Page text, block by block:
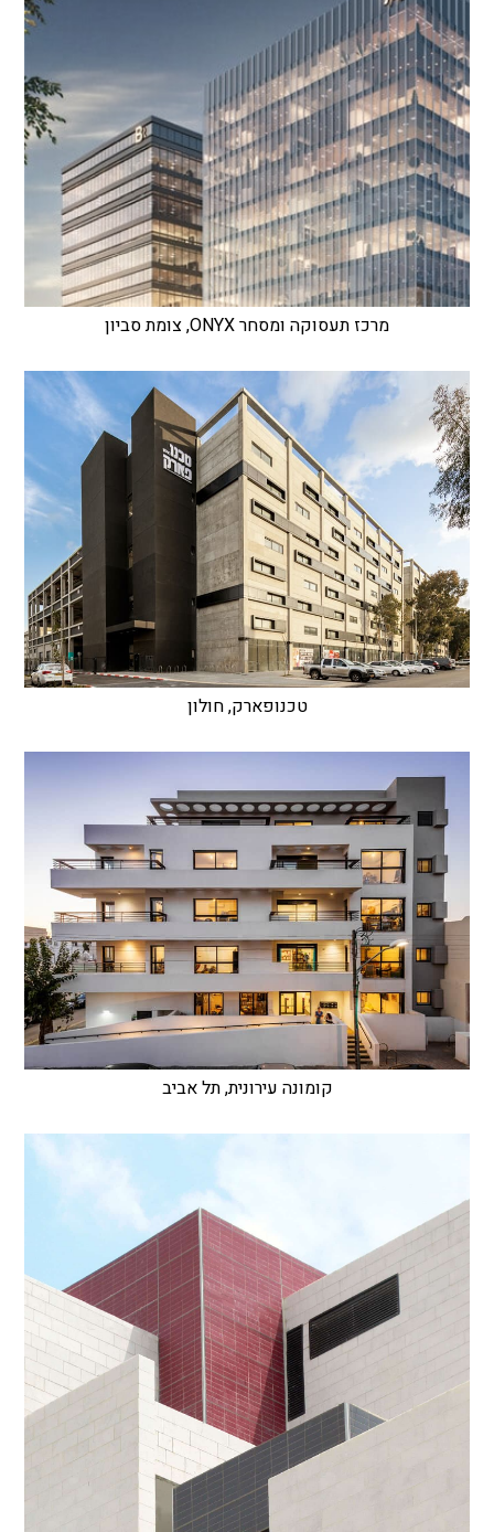
מרכז תעסוקה ומסחר ONYX, צומת סביון
טכנופארק, חולון
קומונה עירונית, תל אביב